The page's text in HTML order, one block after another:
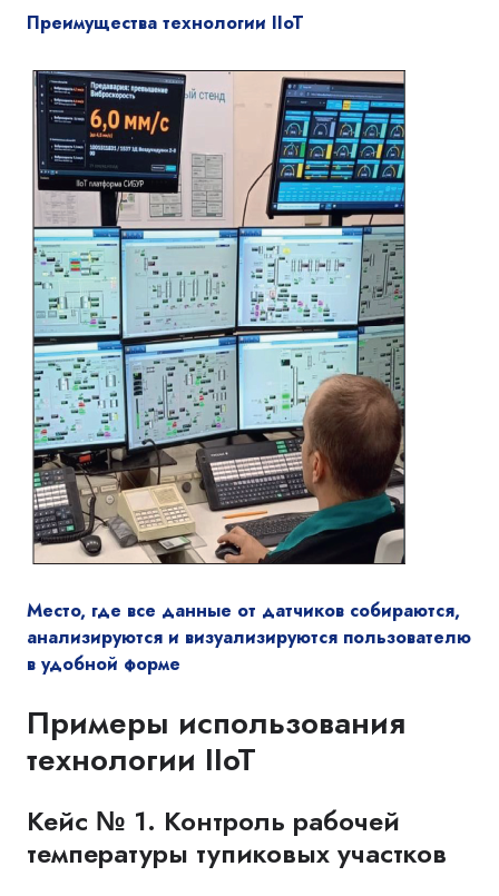
Преимущества технологии IIoT
Место, где все данные от датчиков собираются,
анализируются и визуализируются пользователю
в удобной форме
Примеры использования
технологии IIoT
Кейс № 1. Контроль рабочей
температуры тупиковых участков